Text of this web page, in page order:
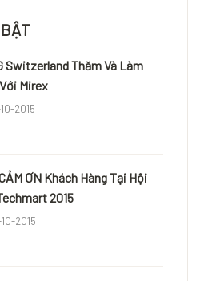
Switzerland Thăm Và Làm
Mirex
2015
ƠN Khách Hàng Tại Hội
2015
2015